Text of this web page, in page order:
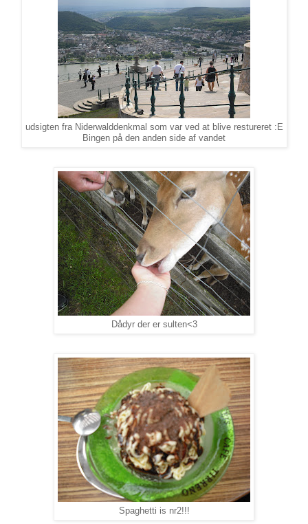
udsigten fra Niderwalddenkmal som var ved at blive restureret :E
Bingen på den anden side af vandet
Dådyr der er sulten<3
Spaghetti is nr2!!!